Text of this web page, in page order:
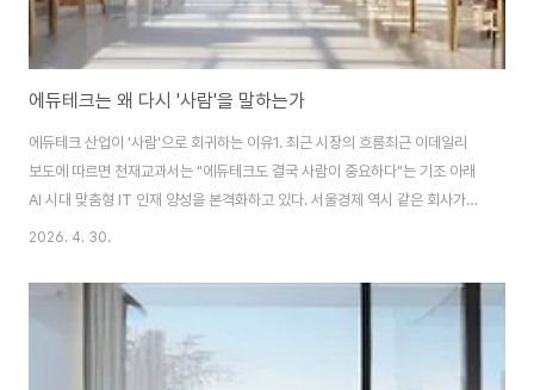
에듀테크는 왜 다시 '사람'을 말하는가
에듀테크 산업이 '사람'으로 회귀하는 이유1. 최근 시장의 흐름최근 이데일리
보도에 따르면 천재교과서는 "에듀테크도 결국 사람이 중요하다"는 기조 아래
AI 시대 맞춤형 IT 인재 양성을 본격화하고 있다. 서울경제 역시 같은 회사가
2025년 들어 개발자·콘텐츠 기획자 양성 프로그램을 확대하고 있다고 전했
회귀하는 신호다.2. 연구자 관점의 해석이는 단순한 채용 이슈가 아니라 산업
성숙도의 변곡점을 보여준다. 솔루션 도입률이 일정 수준을 넘어서면, 차별화
는 도구가 아니라 그 도구를 설계·운용하는 사람의 교육학적 깊이에서 나온다.
에듀테크가 "콘텐츠 공급"에서 "학습 설계"로 이동하고 있다는 의미다.대학·지
2026. 4. 30.